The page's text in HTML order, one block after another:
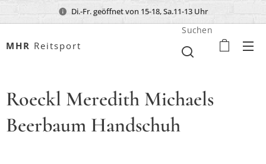
Di.-Fr. geöffnet von 15-18, Sa.11-13 Uhr
MHR Reitsport
Suchen
Roeckl Meredith Michaels
Beerbaum Handschuh